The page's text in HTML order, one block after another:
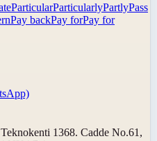
ParticularParticularlyPartlyPass
Pay backPay forPay for
1368. Cadde No.61,